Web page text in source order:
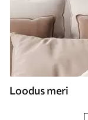
Loodus meri